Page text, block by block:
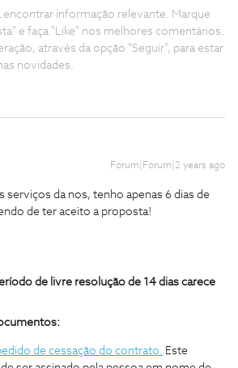
encontrar informação relevante. Marque
e faça "Like" nos melhores comentários.
através da opção "Seguir", para estar
novidades.
Forum|Forum|2 years ago
serviços da nos, tenho apenas 6 dias de
de ter aceito a proposta!
de livre resolução de 14 dias carece
de cessação do contrato. Este